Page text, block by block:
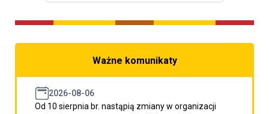
Ważne komunikaty
2026-08-06
Od 10 sierpnia br. nastąpią zmiany w organizacji